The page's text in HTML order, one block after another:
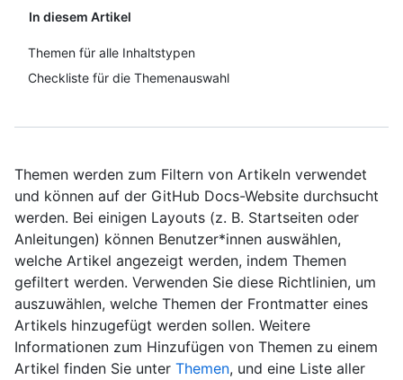
In diesem Artikel
Themen für alle Inhaltstypen
Checkliste für die Themenauswahl
Themen werden zum Filtern von Artikeln verwendet
und können auf der GitHub Docs-Website durchsucht
werden. Bei einigen Layouts (z. B. Startseiten oder
Anleitungen) können Benutzer*innen auswählen,
welche Artikel angezeigt werden, indem Themen
gefiltert werden. Verwenden Sie diese Richtlinien, um
auszuwählen, welche Themen der Frontmatter eines
Artikels hinzugefügt werden sollen. Weitere
Informationen zum Hinzufügen von Themen zu einem
Artikel finden Sie unter Themen, und eine Liste aller